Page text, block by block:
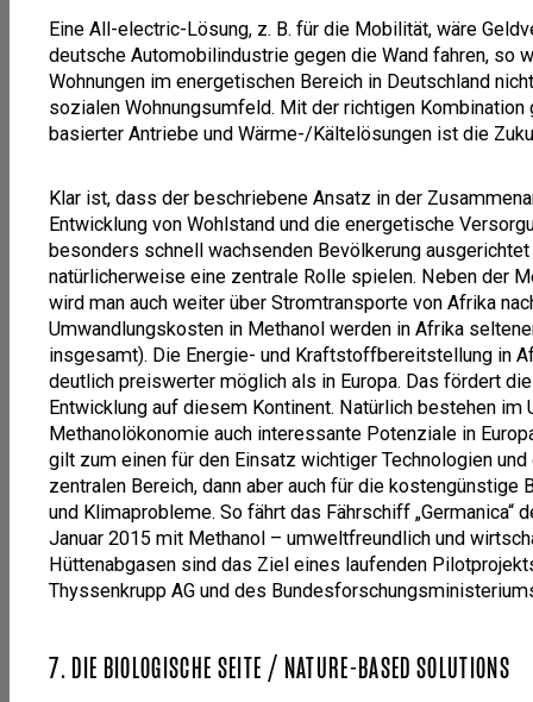
Eine All-electric-Lösung, z. B. für die Mobilität, wäre
deutsche Automobilindustrie gegen die Wand fahren, so
Wohnungen im energetischen Bereich in Deutschland
sozialen Wohnungsumfeld. Mit der richtigen
basierter Antriebe und Wärme-/Kältelösungen ist die
Klar ist, dass der beschriebene Ansatz in der
Entwicklung von Wohlstand und die energetische
besonders schnell wachsenden Bevölkerung
natürlicherweise eine zentrale Rolle spielen. Neben der
wird man auch weiter über Stromtransporte von Afrika
Umwandlungskosten in Methanol werden in Afrika
insgesamt). Die Energie- und Kraftstoffbereitstellung in
deutlich preiswerter möglich als in Europa. Das fördert
Entwicklung auf diesem Kontinent. Natürlich bestehen
Methanolökonomie auch interessante Potenziale in
gilt zum einen für den Einsatz wichtiger Technologien
zentralen Bereich, dann aber auch für die kostengünstige
und Klimaprobleme. So fährt das Fährschiff
Januar 2015 mit Methanol – umweltfreundlich und
Hüttenabgasen sind das Ziel eines laufenden
Thyssenkrupp AG und des
7. DIE BIOLOGISCHE SEITE / NATURE-BASED SOLUTIONS